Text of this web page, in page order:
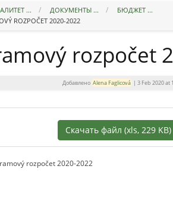
... ДОКУМЕНТЫ ...
БЮДЖЕТ ...
ROZPOČET 2020-2022
rozpočet
Добавлено Alena Faglicová| 3 Feb 2020 at
Скачать файл (xls, 229 KB)
rozpočet 2020-2022